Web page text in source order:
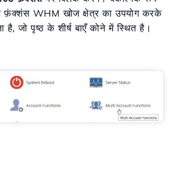
फ़ंक्शंस WHM खोज क्षेत्र का उपयोग करके
है, जो पृष्ठ के शीर्ष बाएँ कोने में स्थित है।